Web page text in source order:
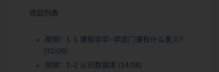
收起列表
视频：
1-1 课程导学~学这门课有什么意义？
(10:08)
视频：
1-2 认识数据库 (14:08)